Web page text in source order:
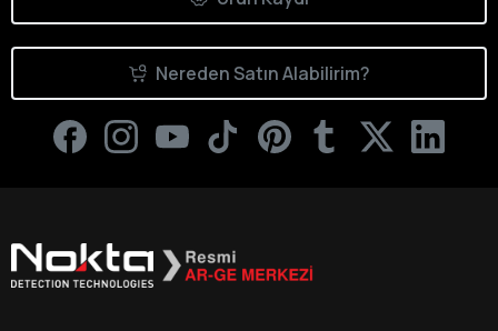
Nereden Satın Alabilirim?